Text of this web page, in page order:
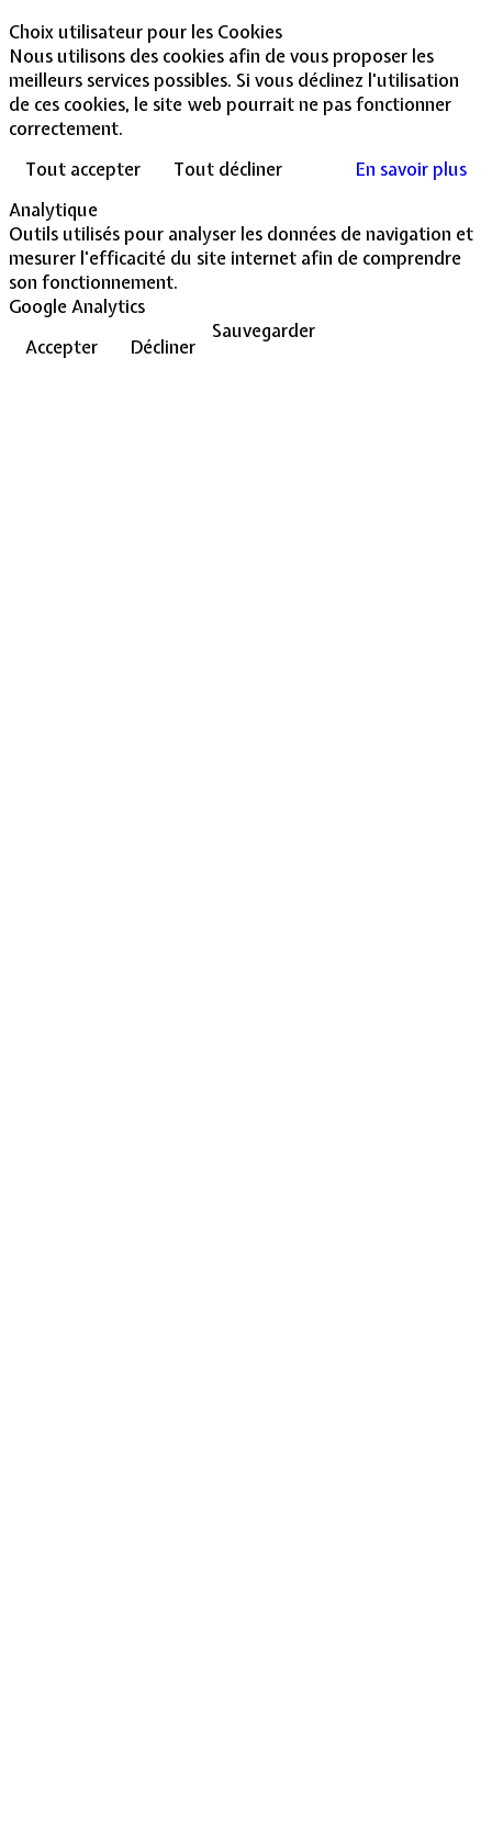
Choix utilisateur pour les Cookies
Nous utilisons des cookies afin de vous proposer les
meilleurs services possibles. Si vous déclinez l'utilisation
de ces cookies, le site web pourrait ne pas fonctionner
correctement.
Tout accepter
Tout décliner
En savoir plus
Analytique
Outils utilisés pour analyser les données de navigation et
mesurer l'efficacité du site internet afin de comprendre
son fonctionnement.
Google Analytics
Accepter
Décliner
Sauvegarder